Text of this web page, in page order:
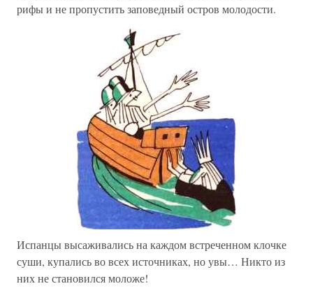
рифы и не пропустить заповедный остров молодости.
Испанцы высаживались на каждом встреченном клочке
суши, купались во всех источниках, но увы… Никто из
них не становился моложе!